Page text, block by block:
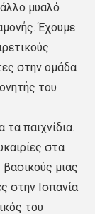
μυαλό
Έχουμε
στην ομάδα
του
παιχνίδια.
στα
μιας
στην Ισπανία
του